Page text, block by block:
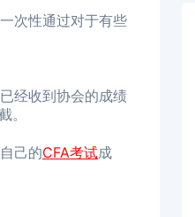
次性通过对于有些
经收到协会的成绩
。
己的CFA考试成